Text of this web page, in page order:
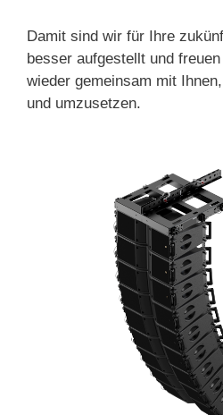
Damit sind wir für Ihre
besser aufgestellt und
wieder gemeinsam mit
und umzusetzen.